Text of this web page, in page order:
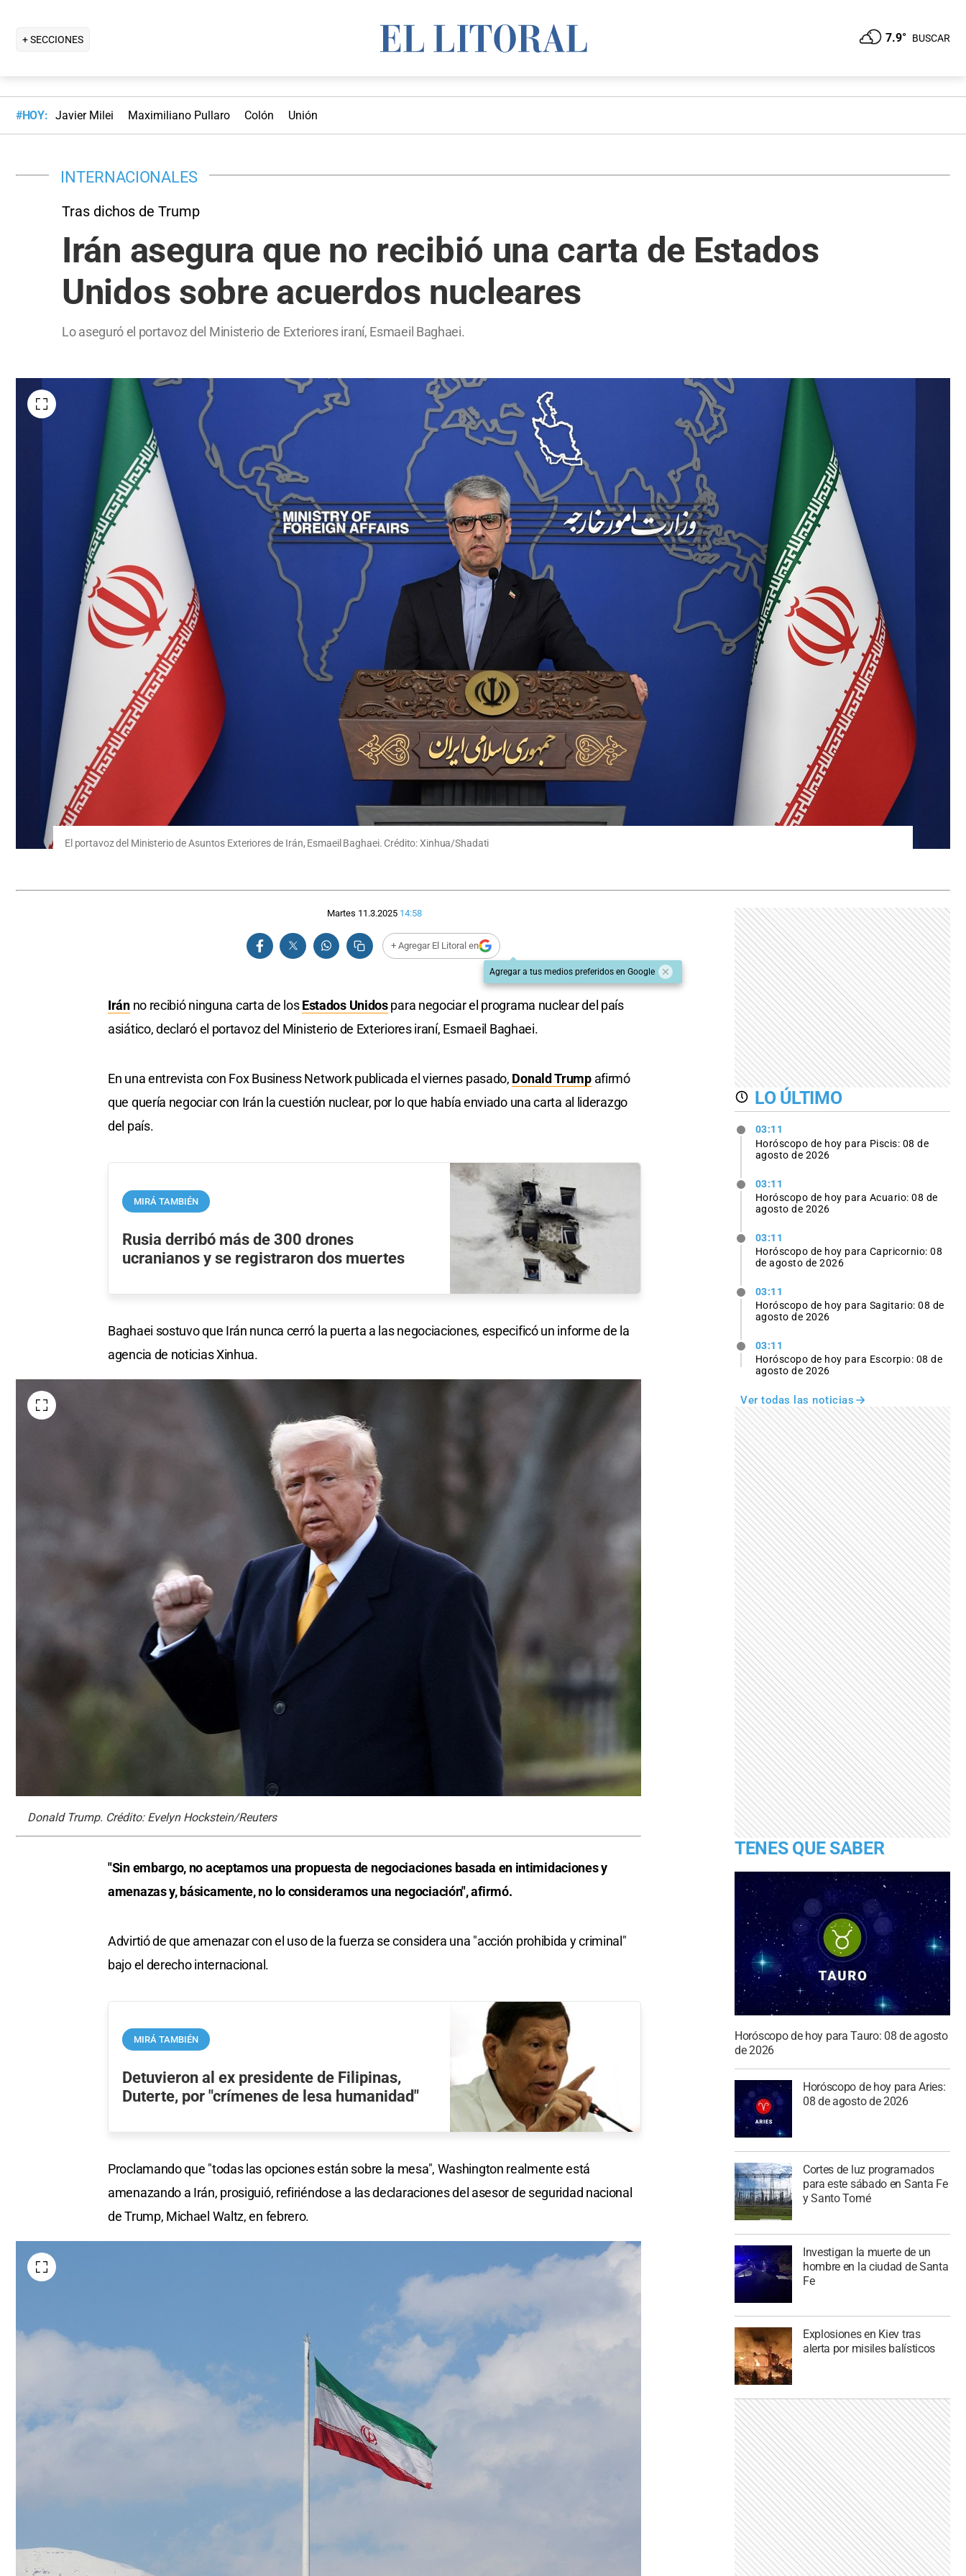
+ SECCIONES 7.9° BUSCAR
#HOY: Javier Milei Maximiliano Pullaro Colón Unión
INTERNACIONALES
Tras dichos de Trump
Irán asegura que no recibió una carta de Estados
Unidos sobre acuerdos nucleares
Lo aseguró el portavoz del Ministerio de Exteriores iraní, Esmaeil Baghaei.
El portavoz del Ministerio de Asuntos Exteriores de Irán, Esmaeil Baghaei. Crédito: Xinhua/Shadati
Martes 11.3.2025 14:58
+ Agregar El Litoral en
Agregar a tus medios preferidos en Google
Iránno recibió ninguna carta de losEstados Unidospara negociar el programa nuclear del país
asiático, declaró el portavoz del Ministerio de Exteriores iraní, Esmaeil Baghaei.
En una entrevista con Fox Business Network publicada el viernes pasado, Donald Trumpafirmó
que quería negociar con Irán la cuestión nuclear, por lo que había enviado una carta al liderazgo
del país.
MIRÁ TAMBIÉN
Rusia derribó más de 300 drones
ucranianos y se registraron dos muertes
Baghaei sostuvo que Irán nunca cerró la puerta a las negociaciones, especificó un informe de la
agencia de noticias Xinhua.
Donald Trump. Crédito: Evelyn Hockstein/Reuters
"Sin embargo, no aceptamos una propuesta de negociaciones basada en intimidaciones y
amenazas y, básicamente, no lo consideramos una negociación", afirmó.
Advirtió de que amenazar con el uso de la fuerza se considera una "acción prohibida y criminal"
bajo el derecho internacional.
MIRÁ TAMBIÉN
Detuvieron al ex presidente de Filipinas,
Duterte, por "crímenes de lesa humanidad"
Proclamando que "todas las opciones están sobre la mesa", Washington realmente está
amenazando a Irán, prosiguió, refiriéndose a las declaraciones del asesor de seguridad nacional
de Trump, Michael Waltz, en febrero.
LO ÚLTIMO
03:11
Horóscopo de hoy para Piscis: 08 de
agosto de 2026
03:11
Horóscopo de hoy para Acuario: 08 de
agosto de 2026
03:11
Horóscopo de hoy para Capricornio: 08
de agosto de 2026
03:11
Horóscopo de hoy para Sagitario: 08 de
agosto de 2026
03:11
Horóscopo de hoy para Escorpio: 08 de
agosto de 2026
Ver todas las noticias
TENES QUE SABER
Horóscopo de hoy para Tauro: 08 de agosto
de 2026
Horóscopo de hoy para Aries:
08 de agosto de 2026
Cortes de luz programados
para este sábado en Santa Fe
y Santo Tomé
Investigan la muerte de un
hombre en la ciudad de Santa
Fe
Explosiones en Kiev tras
alerta por misiles balísticos